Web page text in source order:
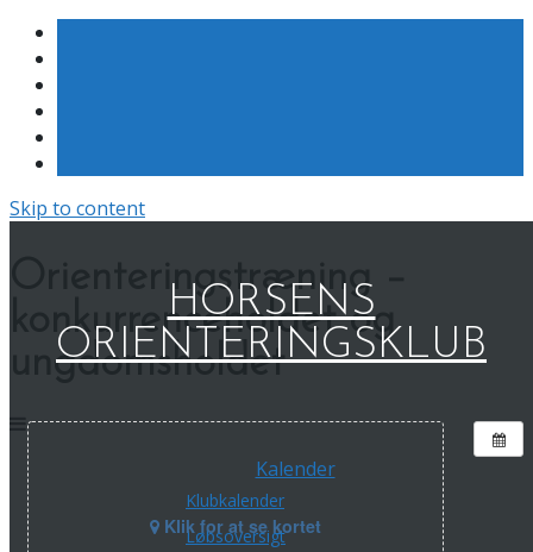
Skip to content
HORSENS
ORIENTERINGSKLUB
Kalender
Klubkalender
Løbsoversigt
Orienteringstræning –
konkurrenceholdet og
ungdomsholdet
Klik for at se kortet